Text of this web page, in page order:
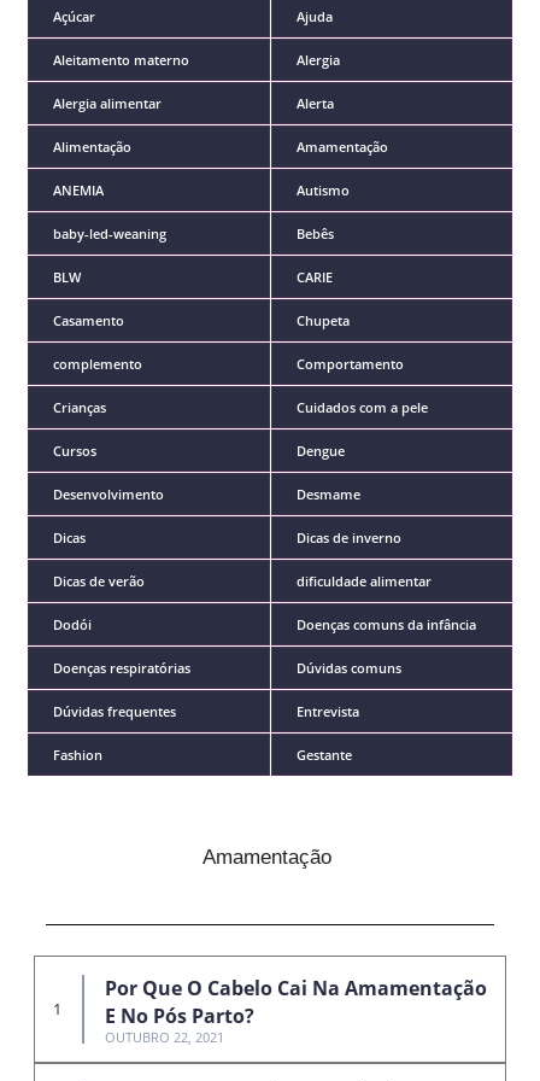
Açúcar Ajuda
Aleitamento materno Alergia
Alergia alimentar Alerta
Alimentação Amamentação
ANEMIA Autismo
baby-led-weaning Bebês
BLW CARIE
Casamento Chupeta
complemento Comportamento
Crianças Cuidados com a pele
Cursos Dengue
Desenvolvimento Desmame
Dicas Dicas de inverno
Dicas de verão dificuldade alimentar
Dodói Doenças comuns da infância
Doenças respiratórias Dúvidas comuns
Dúvidas frequentes Entrevista
Fashion Gestante
Amamentação
Por Que O Cabelo Cai Na Amamentação
E No Pós Parto?
OUTUBRO 22, 2021